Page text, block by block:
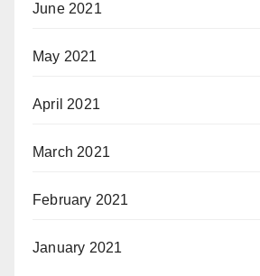
June 2021
May 2021
April 2021
March 2021
February 2021
January 2021